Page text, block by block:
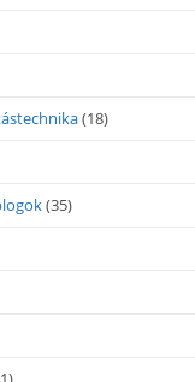
(18)
(35)